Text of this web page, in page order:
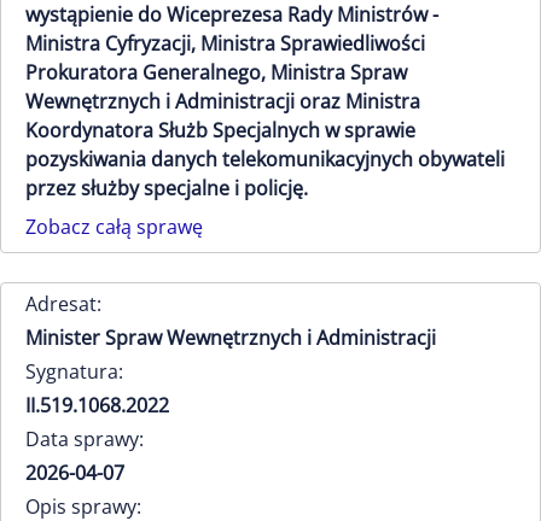
wystąpienie do Wiceprezesa Rady Ministrów -
Ministra Cyfryzacji, Ministra Sprawiedliwości
Prokuratora Generalnego, Ministra Spraw
Wewnętrznych i Administracji oraz Ministra
Koordynatora Służb Specjalnych w sprawie
pozyskiwania danych telekomunikacyjnych obywateli
przez służby specjalne i policję.
Zobacz całą sprawę
Adresat:
Minister Spraw Wewnętrznych i Administracji
Sygnatura:
II.519.1068.2022
Data sprawy:
2026-04-07
Opis sprawy: